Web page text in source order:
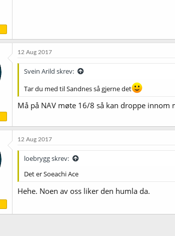
12 Aug 2017
Svein Arild skrev:
Tar du med til Sandnes så gjerne det
Må på NAV møte 16/8 så kan droppe innom
12 Aug 2017
loebrygg skrev:
Det er Soeachi Ace
Hehe. Noen av oss liker den humla da.